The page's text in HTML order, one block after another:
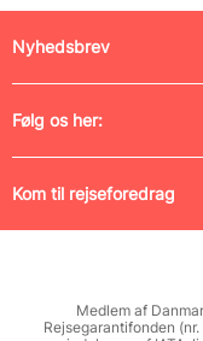
Nyhedsbrev
Følg os her:
Kom til rejseforedrag
Medlem af
Rejsegarantifonden